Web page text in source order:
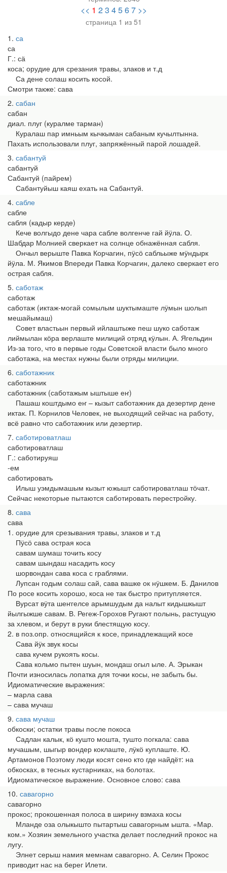
<< 1 23 4567 >>
страница 1 из 51
1 са
са
Г.: сӓ
коса; орудие для срезания травы, злаков и т.д
Са дене солаш косить косой.
Смотри также: сава
2 сабан
сабан
диал. плуг (куралме тарман)
Куралаш пар имньым кычкыман сабаным кучылтынна.
Пахать использовали плуг, запряжённый парой лошадей.
3 сабантуй
сабантуй
Сабантуй (пайрем)
Сабантуйыш каяш ехать на Сабантуй.
4 сабле
сабле
сабля (кадыр керде)
Кече волгыдо дене чара сабле волгенче гай йӱла. О.
Шабдар Молнией сверкает на солнце обнажённая сабля.
Ончыл верыште Павка Корчагин, пӱсӧ сабльыже мӱндырк
йӱла. М. Якимов Впереди Павка Корчагин, далеко сверкает его
острая сабля.
5 саботаж
саботаж
саботаж (иктаж-могай сомылым шуктымаште лӱмын шолып
мешайымаш)
Совет властьын первый ийлаштыже пеш шуко саботаж
лиймылан кӧра верлаште милиций отряд кӱлын. А. Ягельдин
Из-за того, что в первые годы Советской власти было много
саботажа, на местах нужны были отряды милиции.
6 саботажник
саботажник
саботажник (саботажым ыштыше еҥ)
Пашаш коштдымо еҥ – кызыт саботажник да дезертир дене
иктак. П. Корнилов Человек, не выходящий сейчас на работу,
всё равно что саботажник или дезертир.
7 саботироватлаш
саботироватлаш
Г.: саботируяш
-ем
саботировать
Илыш уэмдымашым кызыт южышт саботироватлаш тӧчат.
Сейчас некоторые пытаются саботировать перестройку.
8 сава
сава
1. орудие для срезывания травы, злаков и т.д
Пӱсӧ сава острая коса
савам шумаш точить косу
савам шындаш насадить косу
шорвондан сава коса с граблями.
Лупсан годым солаш сай, сава вашке ок нӱшкем. Б. Данилов
По росе косить хорошо, коса не так быстро притупляется.
Вурсат вӱта шеҥгелсе арымшудым да налыт кидышкышт
йылгыжше савам. В. Регеж-Горохов Ругают полынь, растущую
за хлевом, и берут в руки блестящую косу.
2. в поз.опр. относящийся к косе, принадлежащий косе
Сава йӱк звук косы
сава кучем рукоять косы.
Сава кольмо пытен шуын, мондаш огыл ыле. А. Эрыкан
Почти износилась лопатка для точки косы, не забыть бы.
Идиоматические выражения:
– марла сава
– сава мучаш
9 сава мучаш
обкоски; остатки травы после покоса
Садлан калык, кӧ кушто мошта, тушто погкала: сава
мучашым, шыгыр вондер коклаште, лӱкӧ куплаште. Ю.
Артамонов Поэтому люди косят сено кто где найдёт: на
обкосках, в тесных кустарниках, на болотах.
Идиоматическое выражение. Основное слово: сава
10 савагорно
савагорно
прокос; прокошенная полоса в ширину взмаха косы
Мланде оза олыкышто пытартыш савагорным ышта. «Мар.
ком.» Хозяин земельного участка делает последний прокос на
лугу.
Элнет серыш намия мемнам савагорно. А. Селин Прокос
приводит нас на берег Илети.